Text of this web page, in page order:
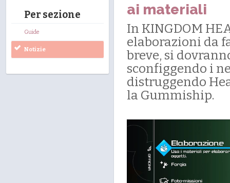
Per sezione
Guide
Notizie
ai materiali
In KINGDOM
elaborazioni da
breve, si
sconfiggendo i
distruggendo
la Gummiship.